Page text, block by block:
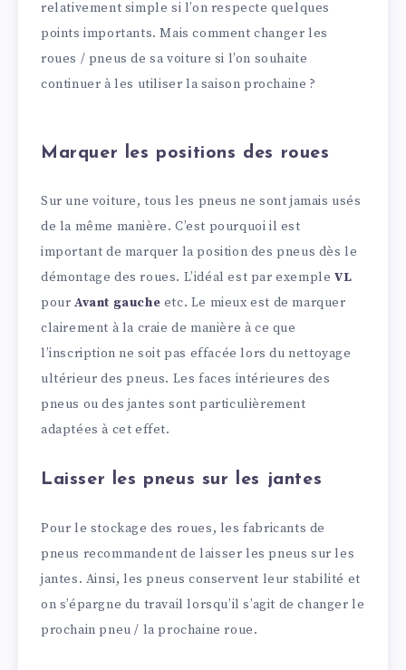
relativement simple si l’on respecte quelques
points importants. Mais comment changer les
roues / pneus de sa voiture si l’on souhaite
continuer à les utiliser la saison prochaine ?
Marquer les positions des roues
Sur une voiture, tous les pneus ne sont jamais usés
de la même manière. C’est pourquoi il est
important de marquer la position des pneus dès le
démontage des roues. L’idéal est par exempleVL
pour Avant gauche etc. Le mieux est de marquer
clairement à la craie de manière à ce que
l’inscription ne soit pas effacée lors du nettoyage
ultérieur des pneus. Les faces intérieures des
pneus ou des jantes sont particulièrement
adaptées à cet effet.
Laisser les pneus sur les jantes
Pour le stockage des roues, les fabricants de
pneus recommandent de laisser les pneus sur les
jantes. Ainsi, les pneus conservent leur stabilité et
on s’épargne du travail lorsqu’il s’agit de changer le
prochain pneu / la prochaine roue.